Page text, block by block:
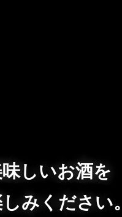
しいお酒を
みください。